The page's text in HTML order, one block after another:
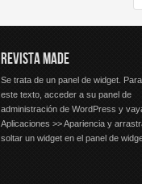
REVISTA MADE
Se trata de un panel de widget.
este texto, acceder a su panel de
administración de WordPress y
Aplicaciones >> Apariencia y
soltar un widget en el panel de